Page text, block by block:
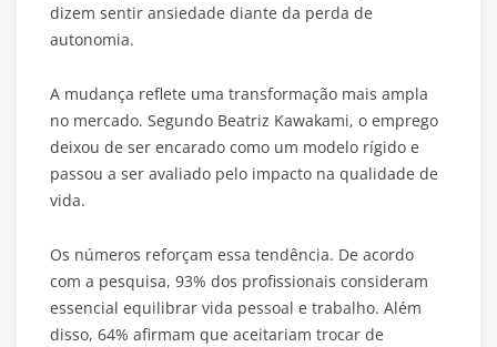
dizem sentir ansiedade diante da perda de
autonomia.
A mudança reflete uma transformação mais ampla
no mercado. Segundo Beatriz Kawakami, o emprego
deixou de ser encarado como um modelo rígido e
passou a ser avaliado pelo impacto na qualidade de
vida.
Os números reforçam essa tendência. De acordo
com a pesquisa, 93% dos profissionais consideram
essencial equilibrar vida pessoal e trabalho. Além
disso, 64% afirmam que aceitariam trocar de